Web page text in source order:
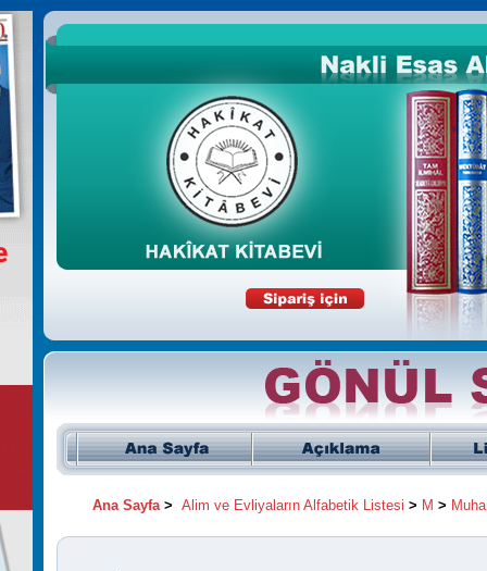
Ana Sayfa> Alim ve Evliyaların Alfabetik Listesi > M >